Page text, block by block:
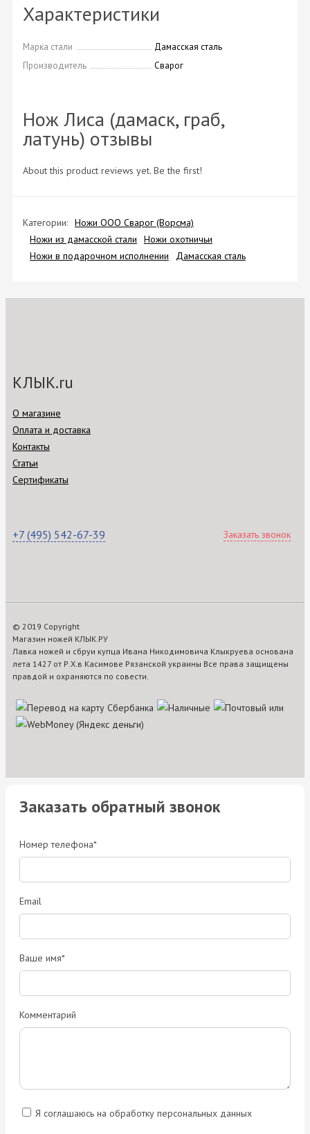
Характеристики
Марка стали
Дамасская сталь
Производитель
Сварог
Нож Лиса (дамаск, граб,
латунь) отзывы
About this product reviews yet. Be the first!
Категории: Ножи ООО Сварог (Ворсма)
Ножи из дамасской стали
Ножи охотничьи
Ножи в подарочном исполнении
Дамасская сталь
КЛЫК.ru
О магазине
Оплата и доставка
Контакты
Статьи
Сертификаты
+7 (495) 542-67-39 Заказать звонок
© 2019 Copyright
Магазин ножей КЛЫК.РУ
Лавка ножей и сбруи купца Ивана Никодимовича Клыкруева основана
лета 1427 от Р.Х.в Касимове Рязанской украины Все права защищены
правдой и охраняются по совести.
Заказать обратный звонок
Номер телефона*
Email
Ваше имя*
Комментарий
Я соглашаюсь на обработку персональных данных